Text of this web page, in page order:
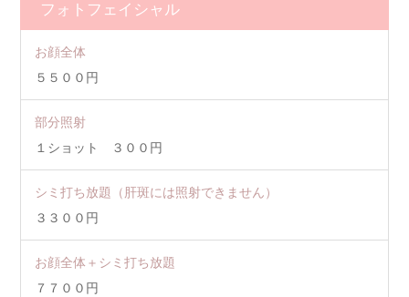
フォトフェイシャル
お顔全体
５５００円
部分照射
１ショット ３００円
シミ打ち放題（肝斑には照射できません）
３３００円
お顔全体＋シミ打ち放題
７７００円